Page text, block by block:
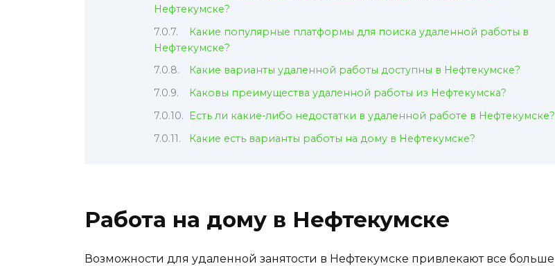
Нефтекумске?
Какие популярные платформы для поиска удаленной работы в
Нефтекумске?
Какие варианты удаленной работы доступны в Нефтекумске?
Каковы преимущества удаленной работы из Нефтекумска?
Есть ли какие-либо недостатки в удаленной работе в Нефтекумске?
Какие есть варианты работы на дому в Нефтекумске?
Работа на дому в Нефтекумске
Возможности для удаленной занятости в Нефтекумске привлекают все больше